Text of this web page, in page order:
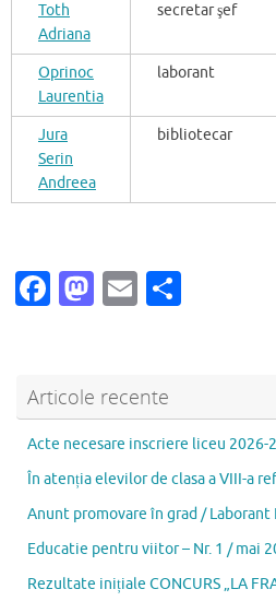
Toth
Adriana
secretar şef
Oprinoc
Laurentia
laborant
Jura
Serin
Andreea
bibliotecar
Fa
b
o
o
k
M
d
o
n
E
l
az
ă
Articole recente
Acte necesare inscriere liceu 2026-
În atenția elevilor de clasa a VIII-a
Anunt promovare în grad / Laborant
Educatie pentru viitor – Nr. 1 / mai
Rezultate inițiale CONCURS „LA